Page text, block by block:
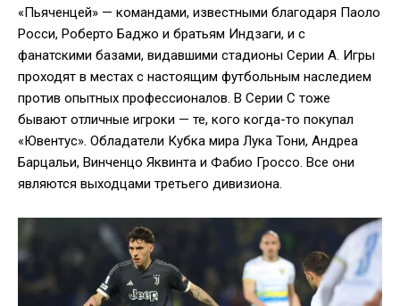
«Пьяченцей» — командами, известными благодаря Паоло
Росси, Роберто Баджо и братьям Индзаги, и с
фанатскими базами, видавшими стадионы Серии А. Игры
проходят в местах с настоящим футбольным наследием
против опытных профессионалов. В Серии C тоже
бывают отличные игроки — те, кого когда-то покупал
«Ювентус». Обладатели Кубка мира Лука Тони, Андреа
Барцальи, Винченцо Яквинта и Фабио Гроссо. Все они
являются выходцами третьего дивизиона.